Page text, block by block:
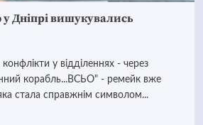
Дніпрі вишукувались
у відділеннях - через
корабль...ВСЬО" - ремейк вже
стала справжнім символом...